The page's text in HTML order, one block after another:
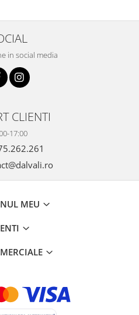
in social media
CLIENTI
17:00
MEU